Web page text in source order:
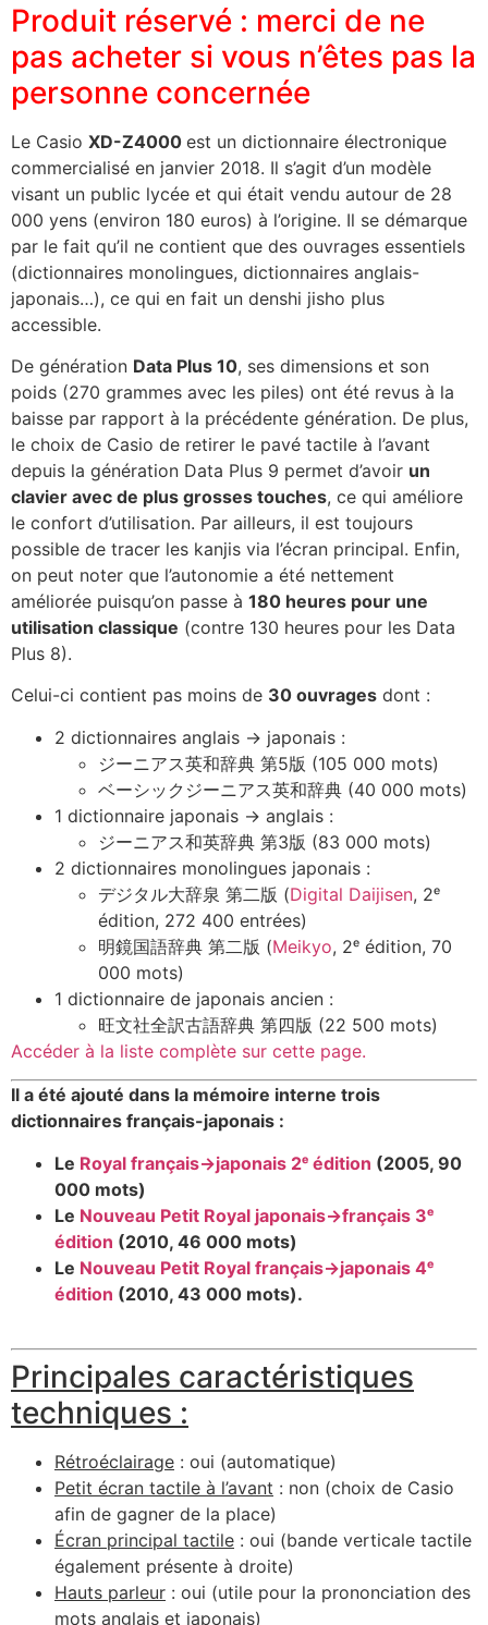
Produit réservé : merci de ne
pas acheter si vous n’êtes pas la
personne concernée
Le Casio XD-Z4000 est un dictionnaire électronique
commercialisé en janvier 2018. Il s’agit d’un modèle
visant un public lycée et qui était vendu autour de 28
000 yens (environ 180 euros) à l’origine. Il se démarque
par le fait qu’il ne contient que des ouvrages essentiels
(dictionnaires monolingues, dictionnaires anglais-
japonais…), ce qui en fait un denshi jisho plus
accessible.
De génération Data Plus 10, ses dimensions et son
poids (270 grammes avec les piles) ont été revus à la
baisse par rapport à la précédente génération. De plus,
le choix de Casio de retirer le pavé tactile à l’avant
depuis la génération Data Plus 9 permet d’avoir un
clavier avec de plus grosses touches, ce qui améliore
le confort d’utilisation. Par ailleurs, il est toujours
possible de tracer les kanjis via l’écran principal. Enfin,
on peut noter que l’autonomie a été nettement
améliorée puisqu’on passe à 180 heures pour une
utilisation classique (contre 130 heures pour les Data
Plus 8).
Celui-ci contient pas moins de 30 ouvrages dont :
2 dictionnaires anglais → japonais :
ジーニアス英和辞典 第5版 (105 000 mots)
ベーシックジーニアス英和辞典 (40 000 mots)
1 dictionnaire japonais → anglais :
ジーニアス和英辞典 第3版 (83 000 mots)
2 dictionnaires monolingues japonais :
デジタル大辞泉 第二版 (Digital Daijisen, 2ᵉ
édition, 272 400 entrées)
明鏡国語辞典 第二版 (Meikyo, 2ᵉ édition, 70
000 mots)
1 dictionnaire de japonais ancien :
旺文社全訳古語辞典 第四版 (22 500 mots)
Accéder à la liste complète sur cette page.
Il a été ajouté dans la mémoire interne trois
dictionnaires français-japonais :
Le Royal français→japonais 2ᵉ édition (2005, 90
000 mots)
Le Nouveau Petit Royal japonais→français 3ᵉ
édition (2010, 46 000 mots)
Le Nouveau Petit Royal français→japonais 4ᵉ
édition (2010, 43 000 mots).
Principales caractéristiques
techniques :
Rétroéclairage : oui (automatique)
Petit écran tactile à l’avant : non (choix de Casio
afin de gagner de la place)
Écran principal tactile : oui (bande verticale tactile
également présente à droite)
Hauts parleur : oui (utile pour la prononciation des
mots anglais et japonais)